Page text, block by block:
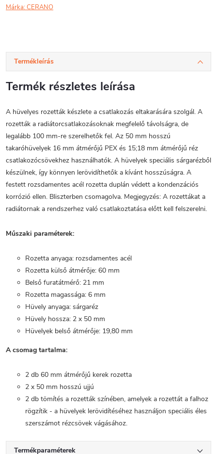
Márka:CERANO
Termékleírás
Termék részletes leírása
A hüvelyes rozetták készlete a csatlakozás eltakarására szolgál. A
rozetták a radiátorcsatlakozásoknak megfelelő távolságra, de
legalább 100 mm-re szerelhetők fel. Az 50 mm hosszú
takaróhüvelyek 16 mm átmérőjű PEX és 15;18 mm átmérőjű réz
csatlakozócsövekhez használhatók. A hüvelyek speciális sárgarézből
készülnek, így könnyen lerövidíthetők a kívánt hosszúságra. A
festett rozsdamentes acél rozetta duplán védett a kondenzációs
korrózió ellen. Bliszterben csomagolva. Megjegyzés: A rozettákat a
radiátornak a rendszerhez való csatlakoztatása előtt kell felszerelni.
Műszaki paraméterek:
Rozetta anyaga: rozsdamentes acél
Rozetta külső átmérője: 60 mm
Belső furatátmérő: 21 mm
Rozetta magassága: 6 mm
Hüvely anyaga: sárgaréz
Hüvely hossza: 2 x 50 mm
Hüvelyek belső átmérője: 19,80 mm
A csomag tartalma:
2 db 60 mm átmérőjű kerek rozetta
2 x 50 mm hosszú ujjú
2 db tömítés a rozetták színében, amelyek a rozettát a falhoz
rögzítik - a hüvelyek lerövidítéséhez használjon speciális éles
szerszámot rézcsövek vágásához.
Termékparaméterek